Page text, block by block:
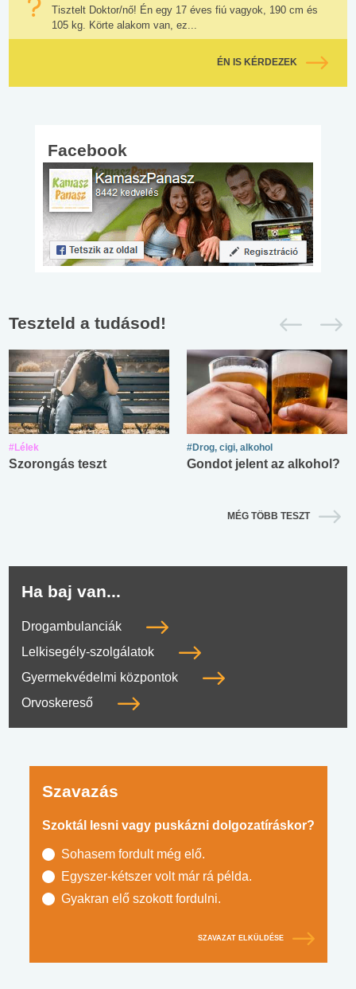
Tisztelt Doktor/nő! Én egy 17 éves fiú vagyok, 190 cm és
105 kg. Körte alakom van, ez...
ÉN IS KÉRDEZEK
Facebook
Teszteld a tudásod!
#Lélek
Szorongás teszt
#Drog, cigi, alkohol
Gondot jelent az alkohol?
MÉG TÖBB TESZT
Ha baj van...
Drogambulanciák
Lelkisegély-szolgálatok
Gyermekvédelmi központok
Orvoskereső
Szavazás
Szoktál lesni vagy puskázni dolgozatíráskor?
Sohasem fordult még elő.
Egyszer-kétszer volt már rá példa.
Gyakran elő szokott fordulni.
SZAVAZAT ELKÜLDÉSE